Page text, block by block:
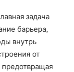
задача
барьера,
внутрь
от
предотвращая